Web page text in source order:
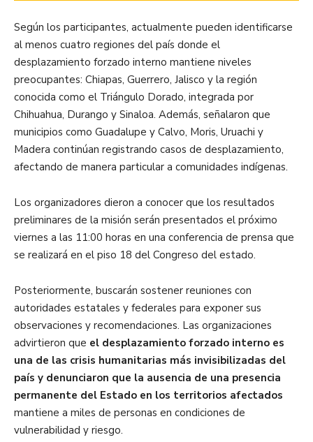
Según los participantes, actualmente pueden identificarse
al menos cuatro regiones del país donde el
desplazamiento forzado interno mantiene niveles
preocupantes: Chiapas, Guerrero, Jalisco y la región
conocida como el Triángulo Dorado, integrada por
Chihuahua, Durango y Sinaloa. Además, señalaron que
municipios como Guadalupe y Calvo, Moris, Uruachi y
Madera continúan registrando casos de desplazamiento,
afectando de manera particular a comunidades indígenas.
Los organizadores dieron a conocer que los resultados
preliminares de la misión serán presentados el próximo
viernes a las 11:00 horas en una conferencia de prensa que
se realizará en el piso 18 del Congreso del estado.
Posteriormente, buscarán sostener reuniones con
autoridades estatales y federales para exponer sus
observaciones y recomendaciones. Las organizaciones
advirtieron que el desplazamiento forzado interno es
una de las crisis humanitarias más invisibilizadas del
país y denunciaron que la ausencia de una presencia
permanente del Estado en los territorios afectados
mantiene a miles de personas en condiciones de
vulnerabilidad y riesgo.